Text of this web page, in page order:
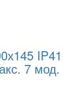
IP41
7 мод.